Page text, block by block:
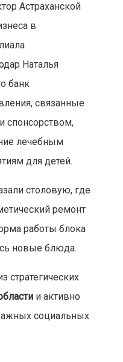
Астраханской
в
Наталья
банк
связанные
спонсорством,
лечебным
для детей.
столовую, где
ремонт
работы блока
новые блюда.
стратегических
и активно
социальных